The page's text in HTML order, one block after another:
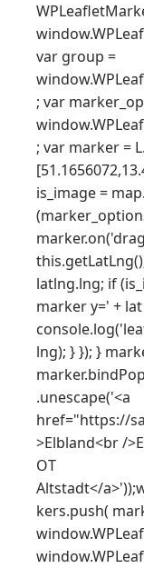
var group =
; var
; var marker =
is_image =
latlng.lng; if
marker y=' +
lng); } }); }
.unescape('<a
href="https://
>Elbland<br /
OT
Altstadt</
kers.push(